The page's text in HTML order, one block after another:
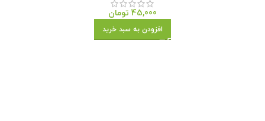
45,000 تومان
افزودن به سبد خرید